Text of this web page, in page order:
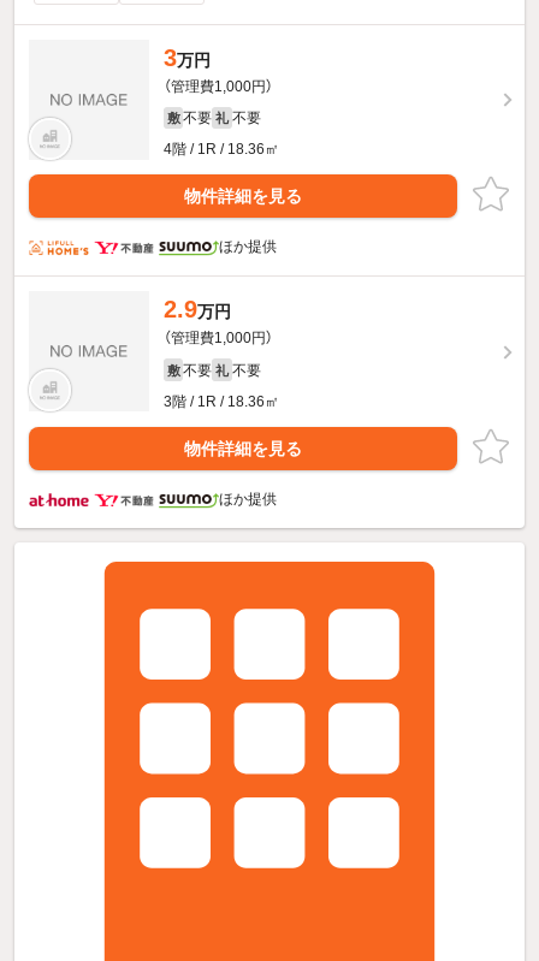
3万円
（管理費1,000円）
敷 不要 礼 不要
4階 / 1R / 18.36㎡
物件詳細を見る
ほか提供
2.9万円
（管理費1,000円）
敷 不要 礼 不要
3階 / 1R / 18.36㎡
物件詳細を見る
ほか提供